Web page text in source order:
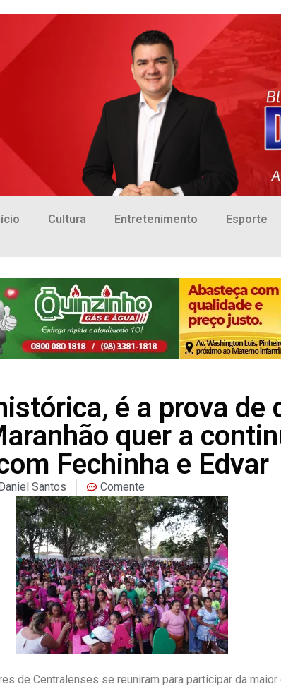
Cultura Entretenimento Esporte
é a prova de
quer a
Fechinha e Edvar
Santos Comente
de Centralenses se reuniram para participar da